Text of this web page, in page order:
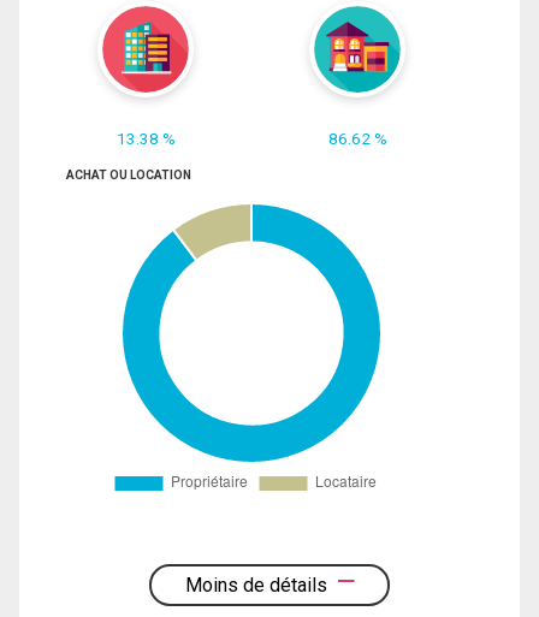
13.38 % 86.62 %
ACHAT OU LOCATION
Moins de détails